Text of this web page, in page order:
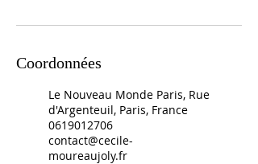
Coordonnées
Le Nouveau Monde Paris, Rue
d'Argenteuil, Paris, France
0619012706
contact@cecile-
moureaujoly.fr